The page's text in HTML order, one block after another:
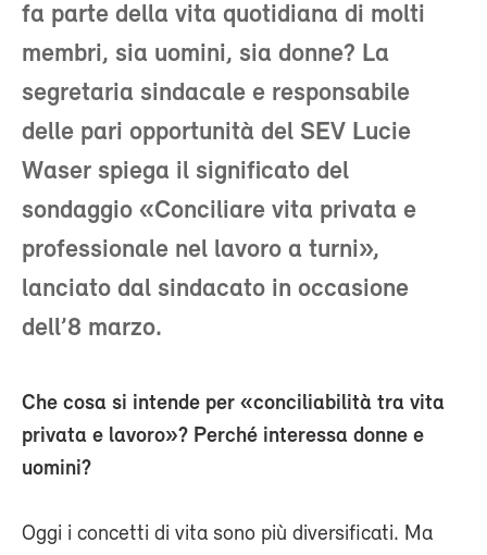
fa parte della vita quotidiana di molti
membri, sia uomini, sia donne? La
segretaria sindacale e responsabile
delle pari opportunità del SEV Lucie
Waser spiega il significato del
sondaggio «Conciliare vita privata e
professionale nel lavoro a turni»,
lanciato dal sindacato in occasione
dell’8 marzo.
Che cosa si intende per «conciliabilità tra vita
privata e lavoro»? Perché interessa donne e
uomini?
Oggi i concetti di vita sono più diversificati. Ma